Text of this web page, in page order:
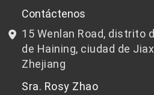
I+D
Noticias y Eventos
política de privacidad
Chips de PET aptos para
Chips de PET que no son
Contáctenos
15 Wenlan Road, distrito
de Haining, ciudad de
Zhejiang
Sra. Rosy Zhao